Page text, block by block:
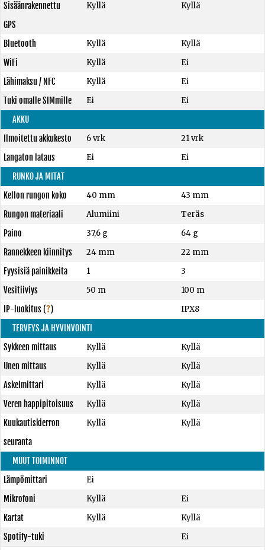
Sisäänrakennettu
GPS
Kyllä Kyllä
Bluetooth Kyllä
Kyllä
WiFi
Kyllä
Ei
Lähimaksu / NFC
Kyllä
Ei
Tuki omalle SIMmille
Ei
Ei
AKKU
Ilmoitettu akkukesto
6 vrk
21 vrk
Langaton lataus
Ei
Ei
RUNKO JA MITAT
Kellon rungon koko
40 mm
43 mm
Rungon materiaali
Alumiini
Teräs
Paino
37,6 g
64 g
Rannekkeen kiinnitys
24 mm
22 mm
Fyysisiä painikkeita
1
3
Vesitiiviys
50 m
100 m
IP-luokitus(?)
IPX8
TERVEYS JA HYVINVOINTI
Sykkeen mittaus
Kyllä
Kyllä
Unen mittaus
Kyllä
Kyllä
Askelmittari
Kyllä
Kyllä
Veren happipitoisuus
Kyllä
Kyllä
Kuukautiskierron
seuranta
Kyllä Kyllä
MUUT TOIMINNOT
Lämpömittari
Ei
Mikrofoni
Kyllä
Ei
Kartat
Kyllä
Kyllä
Spotify-tuki
Ei